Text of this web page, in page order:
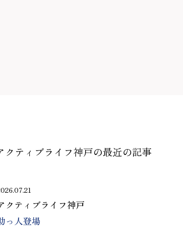
クティブライフ神戸の最近の記事
クティブライフ神戸
っ人登場